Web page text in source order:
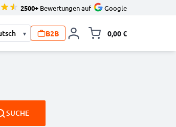
2500+ Bewertungen auf Google
▾ B2B 0,00 €
SUCHE